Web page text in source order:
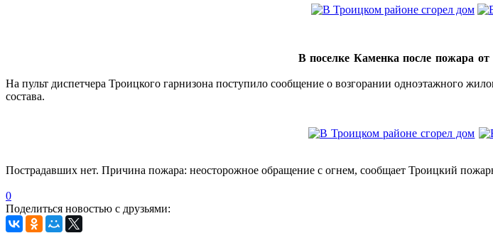
В поселке Каменка после пожара от
На пульт диспетчера Троицкого гарнизона поступило сообщение о возгорании одноэтажного
состава.
Пострадавших нет. Причина пожара: неосторожное обращение с огнем, сообщает Троицкий
0
Поделиться новостью с друзьями: